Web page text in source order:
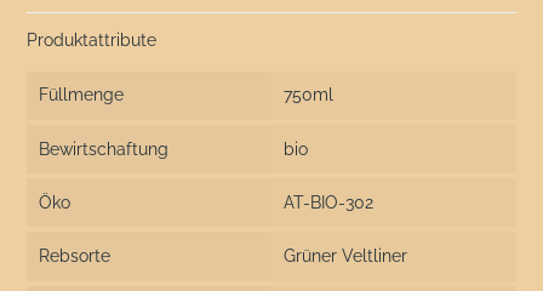
Produktattribute
Füllmenge 750ml
Bewirtschaftung bio
Öko AT-BIO-302
Rebsorte Grüner Veltliner